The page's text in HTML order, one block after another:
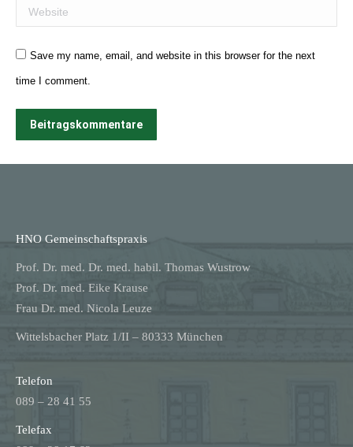
Website
Save my name, email, and website in this browser for the next
time I comment.
Beitragskommentare
HNO Gemeinschaftspraxis
Prof. Dr. med. Dr. med. habil. Thomas Wustrow
Prof. Dr. med. Eike Krause
Frau Dr. med. Nicola Leuze
Wittelsbacher Platz 1/II – 80333 München
Telefon
089 – 28 41 55
Telefax